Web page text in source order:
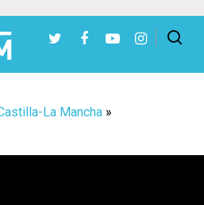
La Mancha »